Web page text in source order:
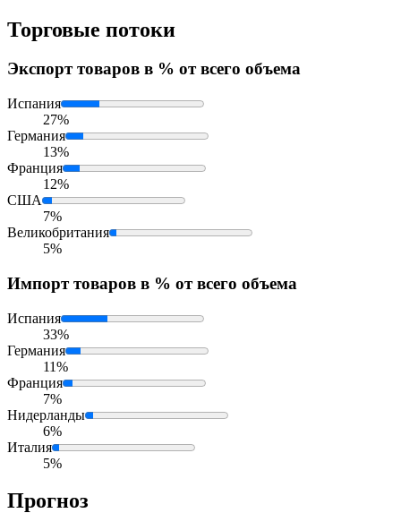
Торговые потоки
Экспорттоваров в % от всего объема
Испания
27%
Германия
13%
Франция
12%
США
7%
Великобритания
5%
Импорттоваров в % от всего объема
Испания
33%
Германия
11%
Франция
7%
Нидерланды
6%
Италия
5%
Прогноз